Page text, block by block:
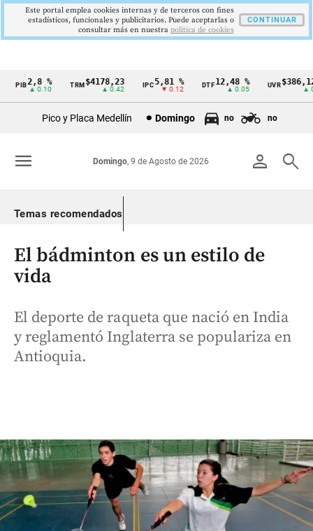
Cintillo
Colombia
2,8 %
▲ 0.10
TRM$4178,23
▲ 0.42
5,81 %
▼ 0.12
DTF12,48 %
▲ 0.05
UVR
▲
Pico y Placa Medellín Domingo no no
person search
Domingo, 9 de Agosto de 2026
menu
Temas recomendados
El bádminton es un estilo de
vida
El deporte de raqueta que nació en India
y reglamentó Inglaterra se populariza en
Antioquia.
Este portal emplea cookies internas y de terceros con fines
estadísticos, funcionales y publicitarios. Puede aceptarlas o
consultar más en nuestra politica de cookies
CONTINUAR